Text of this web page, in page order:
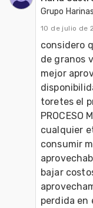
Grupo Harinas
10 de julio de
considero
de granos
mejor
toretes el
PROCESO
cualquier
consumir
bajar
perdida en